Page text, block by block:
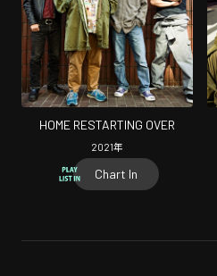
HOME RESTARTING OVER
2021年
Chart In